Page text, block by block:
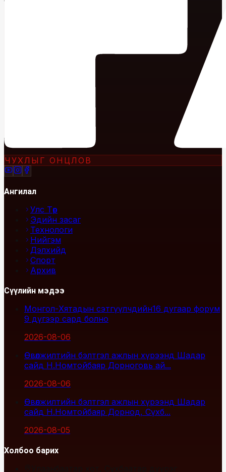
ЧУХЛЫГ ОНЦЛОВ
Ангилал
Улс Төр
Эдийн засаг
Технологи
Нийгэм
Дэлхийд
Спорт
Архив
Сүүлийн мэдээ
Монгол-Хятадын сэтгүүлчдийн16 дугаар форум
9 дүгээр сард болно
2026-08-06
Өвөлжилтийн бэлтгэл ажлын хүрээнд Шадар
сайд Н.Номтойбаяр Дорноговь ай...
2026-08-06
Өвөлжилтийн бэлтгэл ажлын хүрээнд Шадар
сайд Н.Номтойбаяр Дорнод, Сүхб...
2026-08-05
Холбоо барих